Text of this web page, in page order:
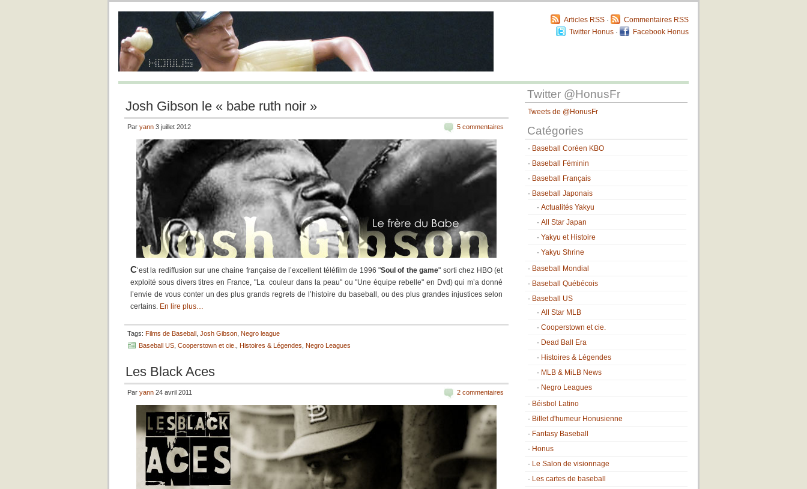
Articles RSS ·
Commentaires RSS
Twitter Honus · Facebook Honus
Josh Gibson le « babe ruth noir »
5 commentaires
Par yann 3 juillet 2012
C‘est la rediffusion sur une chaine française de l’excellent téléfilm de 1996 "Soul of the game" sorti chez HBO (et
exploité sous divers titres en France, "La couleur dans la peau" ou "Une équipe rebelle" en Dvd) qui m’a donné
l’envie de vous conter un des plus grands regrets de l’histoire du baseball, ou des plus grandes injustices selon
certains. En lire plus…
Tags: Films de Baseball Josh Gibson Negro league
Baseball US Cooperstown et cie. Histoires & Légendes Negro Leagues
Les Black Aces
2 commentaires
Par yann 24 avril 2011
Twitter @HonusFr
Tweets de @HonusFr
Catégories
Baseball Coréen KBO
Baseball Féminin
Baseball Français
Baseball Japonais
Actualités Yakyu
All Star Japan
Yakyu et Histoire
Yakyu Shrine
Baseball Mondial
Baseball Québécois
Baseball US
All Star MLB
Cooperstown et cie.
Dead Ball Era
Histoires & Légendes
MLB & MiLB News
Negro Leagues
Béisbol Latino
Billet d'humeur Honusienne
Fantasy Baseball
Honus
Le Salon de visionnage
Les cartes de baseball